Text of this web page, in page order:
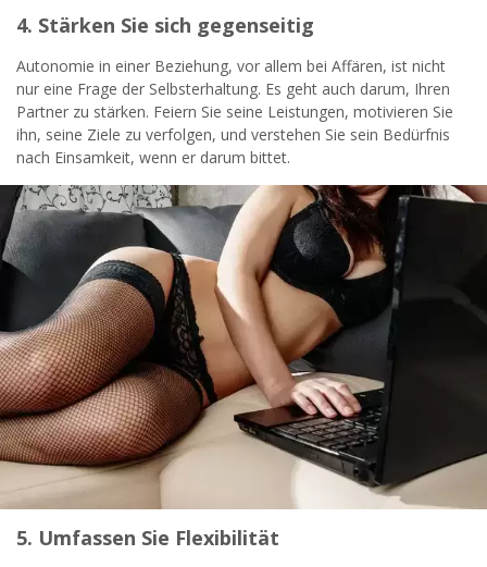
4. Stärken Sie sich gegenseitig
Autonomie in einer Beziehung, vor allem bei Affären, ist nicht
nur eine Frage der Selbsterhaltung. Es geht auch darum, Ihren
Partner zu stärken. Feiern Sie seine Leistungen, motivieren Sie
ihn, seine Ziele zu verfolgen, und verstehen Sie sein Bedürfnis
nach Einsamkeit, wenn er darum bittet.
5. Umfassen Sie Flexibilität